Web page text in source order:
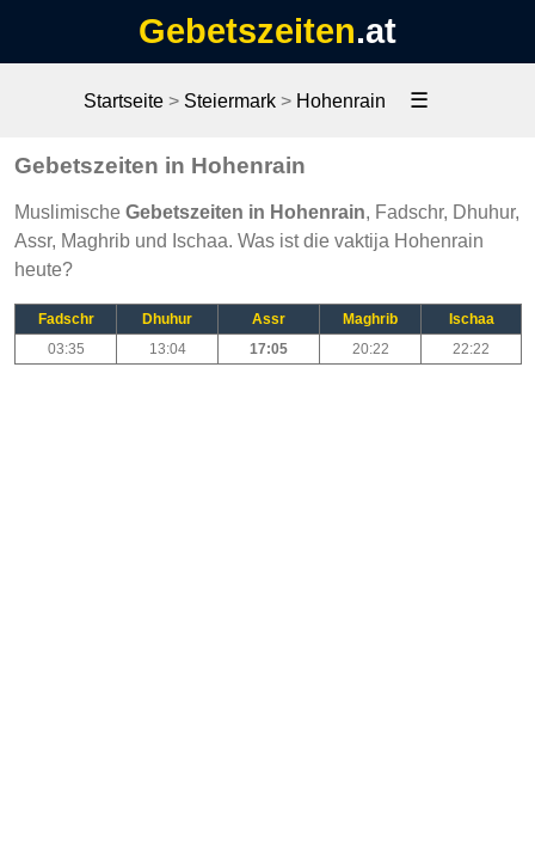
Gebetszeiten.at
Startseite> Steiermark> Hohenrain ☰
Gebetszeiten in Hohenrain
Muslimische Gebetszeiten in Hohenrain, Fadschr, Dhuhur,
Assr, Maghrib und Ischaa. Was ist die vaktija Hohenrain
heute?
Fadschr Dhuhur Assr Maghrib
Ischaa
03:35
13:04 17:05 20:22 22:22